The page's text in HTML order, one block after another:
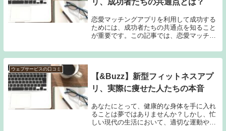
リ、成功者たちの共通点とは？
恋愛マッチングアプリを利用して成功する
ためには、成功者たちの共通点を知ること
が重要です。この記事では、恋愛マッチン
者たちが利用するマッチングアプリやその
使い方のポイントを紹介していきます。恋
ウェブサービスの口コミ
【&Buzz】新型フィットネスアプ
リ、実際に痩せた人たちの本音
あなたにとって、健康的な身体を手に入れ
ることは夢ではありませんか？しかし、忙
しい現代の生活において、適切な運動や食